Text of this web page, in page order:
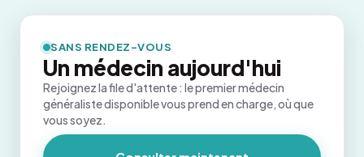
SANS RENDEZ-VOUS
Un médecin aujourd'hui
Rejoignez la file d'attente : le premier médecin
généraliste disponible vous prend en charge, où que
vous soyez.